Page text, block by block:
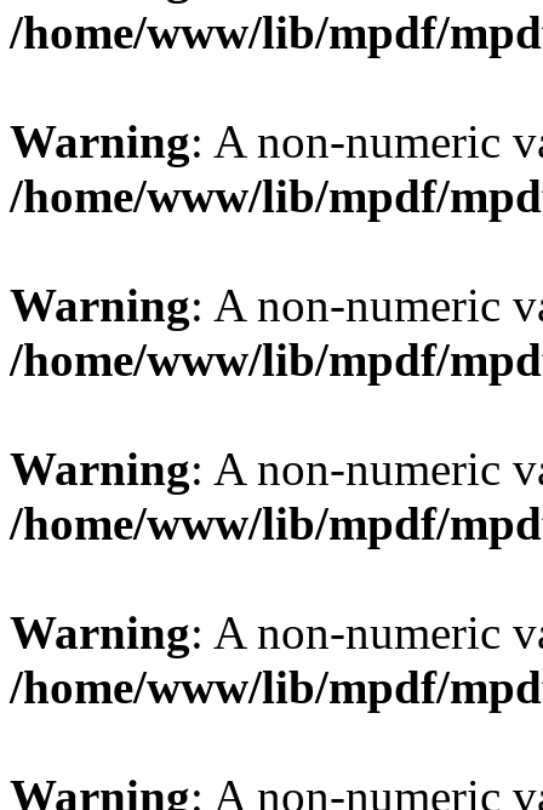
/home/www/lib/mpdf/
Warning: A non-numeric
/home/www/lib/mpdf/
Warning: A non-numeric
/home/www/lib/mpdf/
Warning: A non-numeric
/home/www/lib/mpdf/
Warning: A non-numeric
/home/www/lib/mpdf/
Warning: A non-numeric